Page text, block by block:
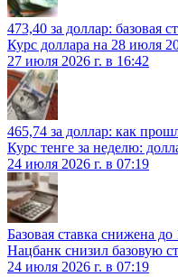
473,40 за доллар: базовая
Курс доллара на 28 июля
27 июля 2026 г. в 16:42
465,74 за доллар: как
Курс тенге за неделю:
24 июля 2026 г. в 07:19
Базовая ставка снижена до
Нацбанк снизил базовую
24 июля 2026 г. в 07:19